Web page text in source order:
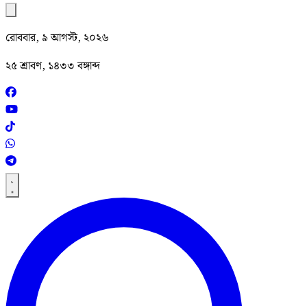
রোববার, ৯ আগস্ট, ২০২৬
২৫ শ্রাবণ, ১৪৩৩ বঙ্গাব্দ